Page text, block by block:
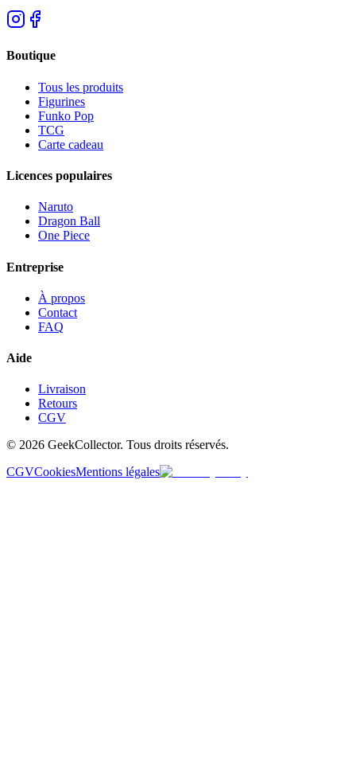
Boutique
Tous les produits
Figurines
Funko Pop
TCG
Carte cadeau
Licences populaires
Naruto
Dragon Ball
One Piece
Entreprise
À propos
Contact
FAQ
Aide
Livraison
Retours
CGV
© 2026 GeekCollector. Tous droits réservés.
CGVCookiesMentions légales